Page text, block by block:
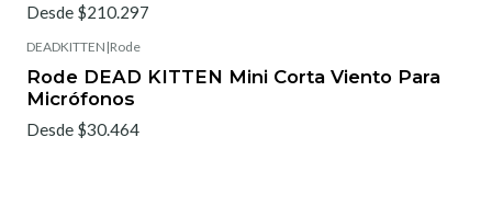
Desde $210.297
DEADKITTEN |Rode
Rode DEAD KITTEN Mini Corta Viento Para
Micrófonos
Desde $30.464